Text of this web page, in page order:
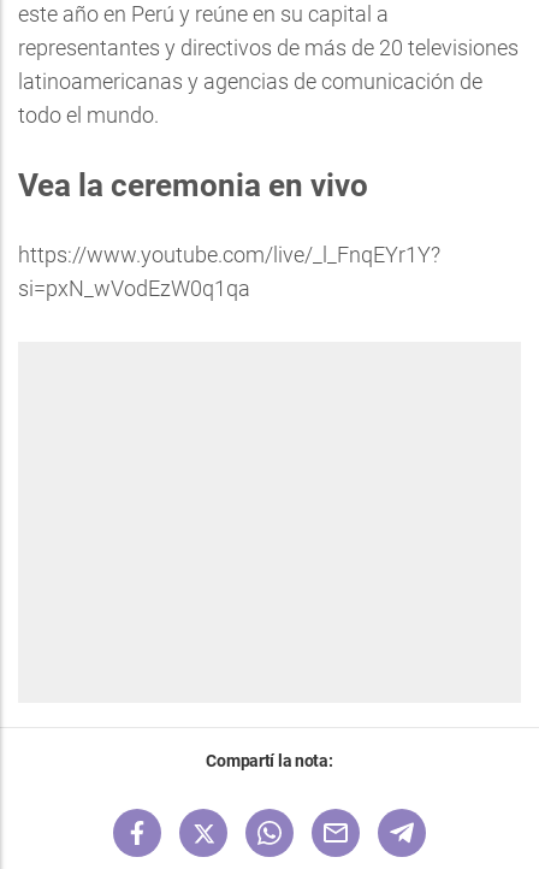
este año en Perú y reúne en su capital a
representantes y directivos de más de 20 televisiones
latinoamericanas y agencias de comunicación de
todo el mundo.
Vea la ceremonia en vivo
https://www.youtube.com/live/_l_FnqEYr1Y?
si=pxN_wVodEzW0q1qa
Compartí la nota: